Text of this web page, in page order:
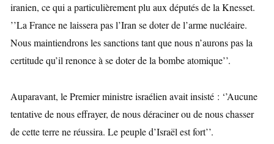
iranien, ce qui a particulièrement plu aux députés de la Knesset.
’’La France ne laissera pasl’Iran se doter de l’arme nucléaire.
Nous maintiendrons les sanctions tant que nous n’aurons pas la
certitude qu’il renonce à se doter de la bombe atomique’’.
Auparavant, le Premier ministre israélien avait insisté : ‘’Aucune
tentative de nous effrayer, de nous déraciner ou de nous chasser
de cette terre ne réussira. Le peuple d’Israël est fort’’.